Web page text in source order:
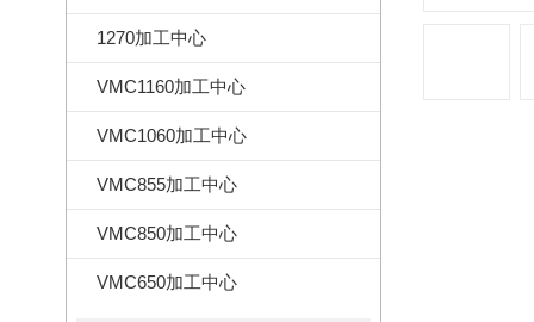
1270加工中心
VMC1160加工中心
VMC1060加工中心
VMC855加工中心
VMC850加工中心
VMC650加工中心